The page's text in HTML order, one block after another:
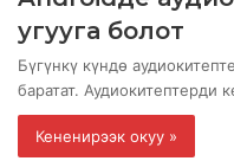
угууга болот
Бүгүнкү күндө
баратат. Аудиокитептерди
Кененирээк окуу »